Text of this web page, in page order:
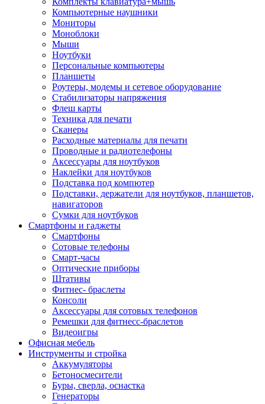
Компьютерные наушники
Мониторы
Моноблоки
Мыши
Ноутбуки
Персональные компьютеры
Планшеты
Роутеры, модемы и сетевое оборудование
Стабилизаторы напряжения
Флеш карты
Техника для печати
Сканеры
Расходные материалы для печати
Проводные и радиотелефоны
Аксессуары для ноутбуков
Наклейки для ноутбуков
Подставка под компютер
Подставки, держатели для ноутбуков, планшетов,
навигаторов
Сумки для ноутбуков
Смартфоны и гаджеты
Смартфоны
Сотовые телефоны
Смарт-часы
Оптические приборы
Штативы
Фитнес- браслеты
Консоли
Аксессуары для сотовых телефонов
Ремешки для фитнесс-браслетов
Видеоигры
Офисная мебель
Инструменты и стройка
Аккумуляторы
Бетоносмесители
Буры, сверла, оснастка
Генераторы